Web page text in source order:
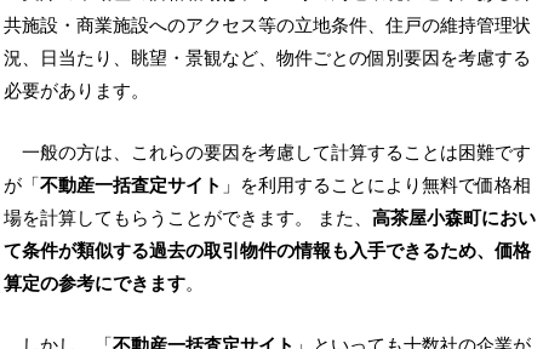
共施設・商業施設へのアクセス等の立地条件、住戸の維持管理状
況、日当たり、眺望・景観など、物件ごとの個別要因を考慮する
必要があります。
一般の方は、これらの要因を考慮して計算することは困難です
が「不動産一括査定サイト 」を利用することにより無料で価格相
場を計算してもらうことができます。 また、 高茶屋小森町におい
て条件が類似する過去の取引物件の情報も入手できるため、価格
算定の参考にできます。